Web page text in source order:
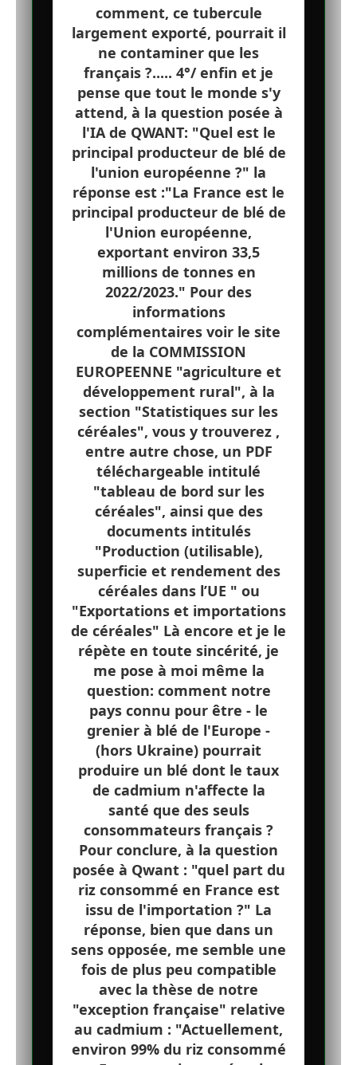
comment, ce tubercule
largement exporté, pourrait il
ne contaminer que les
français ?..... 4°/ enfin et je
pense que tout le monde s'y
attend, à la question posée à
l'IA de QWANT: "Quel est le
principal producteur de blé de
l'union européenne ?" la
réponse est :"La France est le
principal producteur de blé de
l'Union européenne,
exportant environ 33,5
millions de tonnes en
2022/2023." Pour des
informations
complémentaires voir le site
de la COMMISSION
EUROPEENNE "agriculture et
développement rural", à la
section "Statistiques sur les
céréales", vous y trouverez ,
entre autre chose, un PDF
téléchargeable intitulé
"tableau de bord sur les
céréales", ainsi que des
documents intitulés
"Production (utilisable),
superficie et rendement des
céréales dans l’UE " ou
"Exportations et importations
de céréales" Là encore et je le
répète en toute sincérité, je
me pose à moi même la
question: comment notre
pays connu pour être - le
grenier à blé de l'Europe -
(hors Ukraine) pourrait
produire un blé dont le taux
de cadmium n'affecte la
santé que des seuls
consommateurs français ?
Pour conclure, à la question
posée à Qwant : "quel part du
riz consommé en France est
issu de l'importation ?" La
réponse, bien que dans un
sens opposée, me semble une
fois de plus peu compatible
avec la thèse de notre
"exception française" relative
au cadmium : "Actuellement,
environ 99% du riz consommé